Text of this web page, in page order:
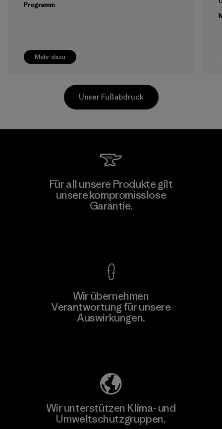
Mehr dazu
Programm
Mehr dazu
Greentech Headgear Company
Limited - Chau Duc
Unser Fußabdruck
Für all unsere Produkte gilt
unsere kompromisslose
Garantie.
Wir übernehmen
Verantwortung für unsere
Auswirkungen.
Wir unterstützen Klima- und
Umweltschutzgruppen.